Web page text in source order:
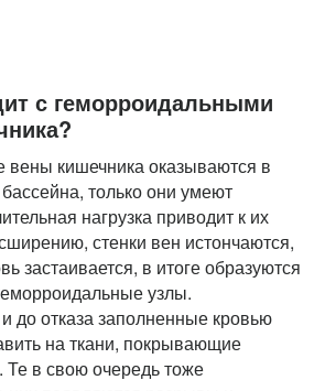
с геморроидальными
вены кишечника оказываются в
только они умеют
нагрузка приводит к их
стенки вен истончаются,
застаивается, в итоге образуются
узлы.
до отказа заполненные кровью
на ткани, покрывающие
Те в свою очередь тоже